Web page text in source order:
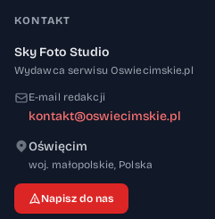
KONTAKT
Sky Foto Studio
Wydawca serwisu Oswiecimskie.pl
E-mail redakcji
kontakt@oswiecimskie.pl
Oświęcim
woj. małopolskie, 32-600
Polska
Napisz do nas